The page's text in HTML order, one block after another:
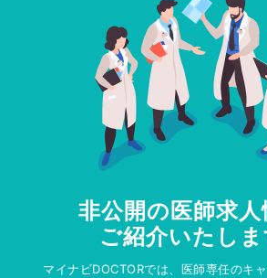
非公開の医師求人
ご紹介いたしま
マイナビDOCTORでは、医師専任のキ